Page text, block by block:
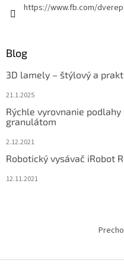
https://www.fb.com/
Blog
3D lamely – štýlový a
21.1.2025
Rýchle vyrovnanie
granulátom
2.12.2021
Robotický vysávač iRobot
12.11.2021